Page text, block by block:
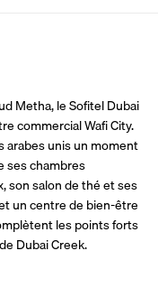
Metha, le Sofitel Dubai
commercial Wafi City.
arabes unis un moment
ses chambres
son salon de thé et ses
un centre de bien-être
les points forts
Dubai Creek.